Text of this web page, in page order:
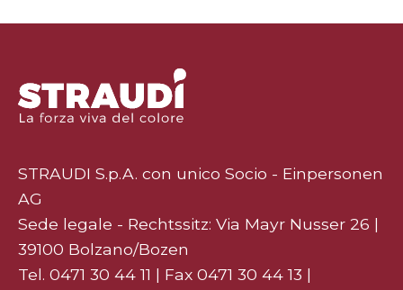
STRAUDI S.p.A. con unico Socio - Einpersonen
AG
Sede legale - Rechtssitz: Via Mayr Nusser 26 |
39100 Bolzano/Bozen
Tel. 0471 30 44 11 | Fax 0471 30 44 13 |